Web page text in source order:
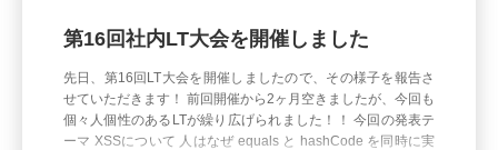
第16回社内LT大会を開催しました
先日、第16回LT大会を開催しましたので、その様子を報告さ
せていただきます！ 前回開催から2ヶ月空きましたが、今回も
個々人個性のあるLTが繰り広げられました！！ 今回の発表テ
ーマ XSSについて 人はなぜ equals と hashCode を同時に実